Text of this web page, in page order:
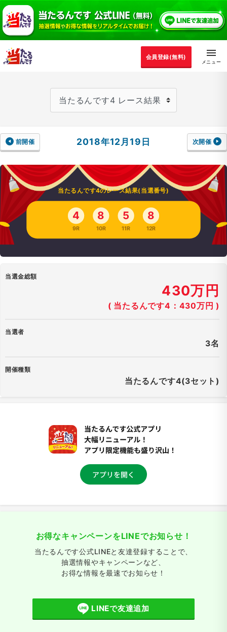
会員登録(無料)
前開催 2018年12月19日 次開催
当たるんです4のレース結果(当選番号)
4
9R
8
10R
5
11R
8
12R
当選金総額
430万円
( 当たるんです4：430万円 )
当選者
3名
開催種類
当たるんです4(3セット)
お得なキャンペーンをLINEでお知らせ！
当たるんです公式LINEと友達登録することで、
抽選情報やキャンペーンなど、
お得な情報を最速でお知らせ！
LINEで友達追加